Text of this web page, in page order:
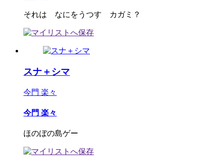
それは なにをうつす カガミ？
スナ＋シマ
今門 楽々
今門 楽々
ほのぼの島ゲー